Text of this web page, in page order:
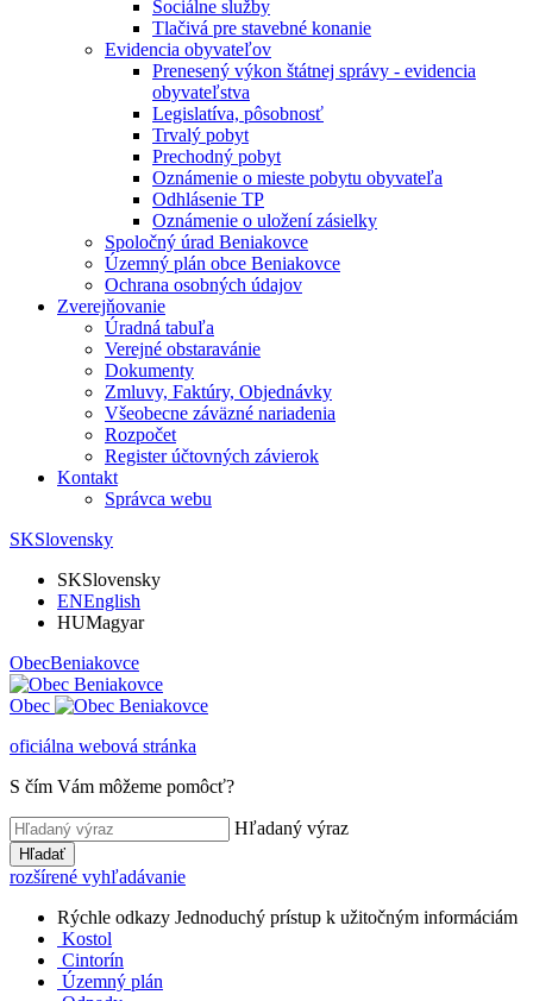
Sociálne služby
Tlačivá pre stavebné konanie
Evidencia obyvateľov
Prenesený výkon štátnej správy - evidencia
obyvateľstva
Legislatíva, pôsobnosť
Trvalý pobyt
Prechodný pobyt
Oznámenie o mieste pobytu obyvateľa
Odhlásenie TP
Oznámenie o uložení zásielky
Spoločný úrad Beniakovce
Územný plán obce Beniakovce
Ochrana osobných údajov
Zverejňovanie
Úradná tabuľa
Verejné obstaravánie
Dokumenty
Zmluvy, Faktúry, Objednávky
Všeobecne záväzné nariadenia
Rozpočet
Register účtovných závierok
Kontakt
Správca webu
SKSlovensky
SKSlovensky
ENEnglish
HUMagyar
ObecBeniakovce
Obec
oficiálna webová stránka
S čím Vám môžeme pomôcť?
Hľadaný výraz
Hľadať
rozšírené vyhľadávanie
Rýchle odkazy Jednoduchý prístup k užitočným informáciám
Kostol
Cintorín
Územný plán